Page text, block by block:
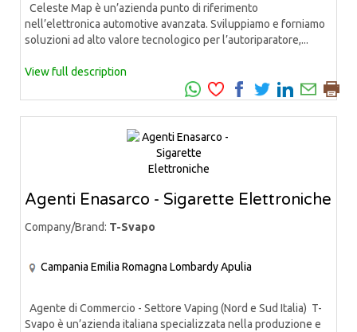
Celeste Map è un’azienda punto di riferimento
nell’elettronica automotive avanzata. Sviluppiamo e forniamo
soluzioni ad alto valore tecnologico per l’autoriparatore,...
View full description
Agenti Enasarco - Sigarette Elettroniche
Company/Brand: T-Svapo
Campania Emilia Romagna LombardyApulia
Agente di Commercio - Settore Vaping (Nord e Sud Italia) T-
Svapo è un’azienda italiana specializzata nella produzione e